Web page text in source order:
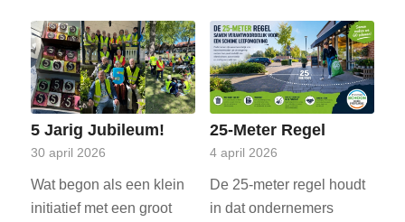
5 Jarig Jubileum!
30 april 2026
Wat begon als een klein
initiatief met een groot
25-Meter Regel
4 april 2026
De 25-meter regel houdt
in dat ondernemers